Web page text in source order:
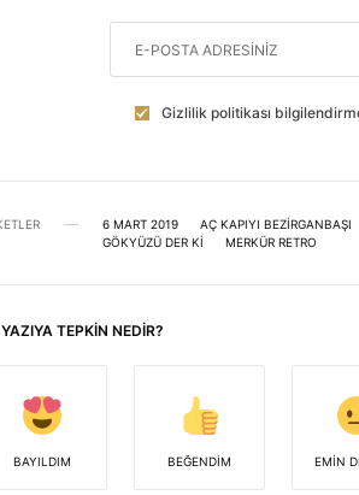
Gizlilik politikası
6 MART 2019 AÇ KAPIYI BEZIRGANBAŞI
GÖKYÜZÜ DER KI
MERKÜR RETRO
TEPKIN NEDIR?
BAYILDIM BEĞENDIM EMIN